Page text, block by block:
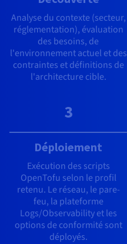
Analyse du contexte (secteur,
réglementation), évaluation
des besoins, de
l'environnement actuel et des
contraintes et définitions de
l'architecture cible.
3
Déploiement
Exécution des scripts
OpenTofu selon le profil
retenu. Le réseau, le pare-
feu, la plateforme
Logs/Observability et les
options de conformité sont
déployés.